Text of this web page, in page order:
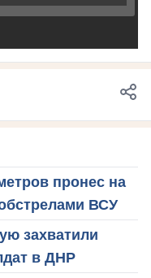
пронес на
ВСУ
захватили
в ДНР